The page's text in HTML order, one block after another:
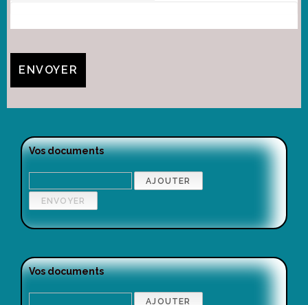
Vos documents
Vos documents